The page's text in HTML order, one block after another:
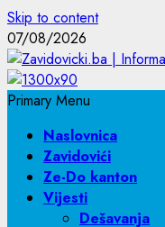
Skip to content
07/08/2026
Primary Menu
Naslovnica
Zavidovići
Ze-Do kanton
Vijesti
Dešavanja